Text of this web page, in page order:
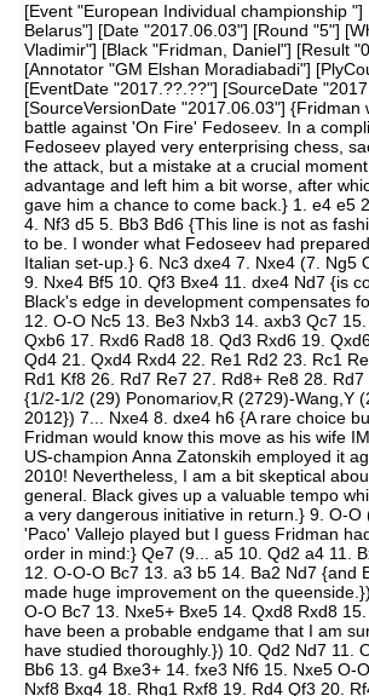
[Event "European Individual championship "]
Belarus"] [Date "2017.06.03"] [Round "5"]
Vladimir"] [Black "Fridman, Daniel"] [Result
[Annotator "GM Elshan Moradiabadi"]
[EventDate "2017.??.??"] [SourceDate
[SourceVersionDate "2017.06.03"] {Fridman
battle against 'On Fire' Fedoseev. In a
Fedoseev played very enterprising chess,
the attack, but a mistake at a crucial
advantage and left him a bit worse, after
gave him a chance to come back.} 1. e4 e5
4. Nf3 d5 5. Bb3 Bd6 {This line is not as
to be. I wonder what Fedoseev had
Italian set-up.} 6. Nc3 dxe4 7. Nxe4 (7. Ng5
9. Nxe4 Bf5 10. Qf3 Bxe4 11. dxe4 Nd7 {is
Black's edge in development compensates
12. O-O Nc5 13. Be3 Nxb3 14. axb3 Qc7
Qxb6 17. Rxd6 Rad8 18. Qd3 Rxd6 19.
Qd4 21. Qxd4 Rxd4 22. Re1 Rd2 23. Rc1
Rd1 Kf8 26. Rd7 Re7 27. Rd8+ Re8 28.
{1/2-1/2 (29) Ponomariov,R (2729)-Wang,Y
2012}) 7... Nxe4 8. dxe4 h6 {A rare choice
Fridman would know this move as his wife
US-champion Anna Zatonskih employed it
2010! Nevertheless, I am a bit skeptical
general. Black gives up a valuable tempo
a very dangerous initiative in return.} 9. O-O
'Paco' Vallejo played but I guess Fridman
order in mind:} Qe7 (9... a5 10. Qd2 a4 11.
12. O-O-O Bc7 13. a3 b5 14. Ba2 Nd7 {and
made huge improvement on the
O-O Bc7 13. Nxe5+ Bxe5 14. Qxd8 Rxd8
have been a probable endgame that I am
have studied thoroughly.}) 10. Qd2 Nd7 11.
Bb6 13. g4 Bxe3+ 14. fxe3 Nf6 15. Nxe5 O-
Nxf8 Bxg4 18. Rhg1 Rxf8 19. Rd4 Qf3 20.